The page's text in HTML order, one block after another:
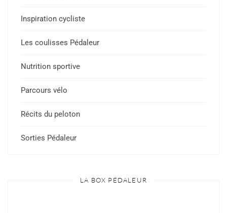
Inspiration cycliste
Les coulisses Pédaleur
Nutrition sportive
Parcours vélo
Récits du peloton
Sorties Pédaleur
LA BOX PÉDALEUR